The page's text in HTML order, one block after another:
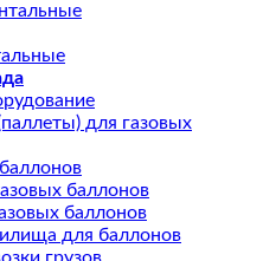
для газовых
баллонов
баллонов
для баллонов